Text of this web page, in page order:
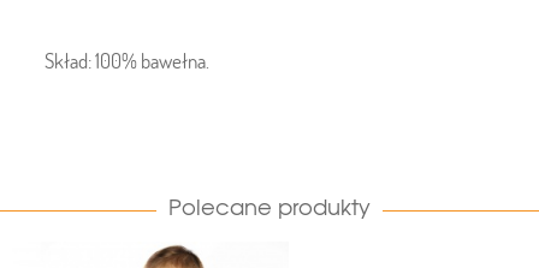
Skład: 100% bawełna.
Polecane produkty